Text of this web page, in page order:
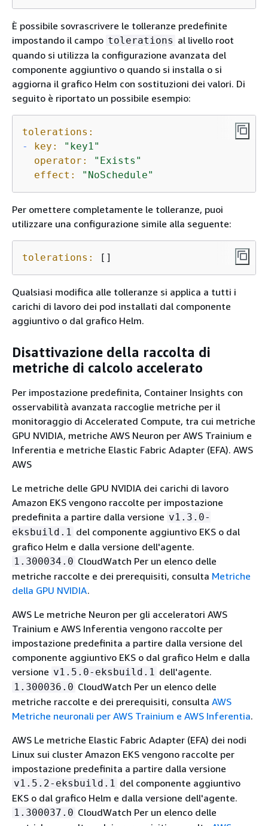
È possibile sovrascrivere le tolleranze predefinite
impostando il campo tolerations al livello root
quando si utilizza la configurazione avanzata del
componente aggiuntivo o quando si installa o si
aggiorna il grafico Helm con sostituzioni dei valori. Di
seguito è riportato un possibile esempio:
tolerations:
-
key:
"key1"
operator:
"Exists"
effect:
"NoSchedule"
Per omettere completamente le tolleranze, puoi
utilizzare una configurazione simile alla seguente:
tolerations: []
Qualsiasi modifica alle tolleranze si applica a tutti i
carichi di lavoro dei pod installati dal componente
aggiuntivo o dal grafico Helm.
Disattivazione della raccolta di
metriche di calcolo accelerato
Per impostazione predefinita, Container Insights con
osservabilità avanzata raccoglie metriche per il
monitoraggio di Accelerated Compute, tra cui metriche
GPU NVIDIA, metriche AWS Neuron per AWS Trainium e
Inferentia e metriche Elastic Fabric Adapter (EFA). AWS
AWS
Le metriche delle GPU NVIDIA dei carichi di lavoro
Amazon EKS vengono raccolte per impostazione
predefinita a partire dalla versione v1.3.0-
eksbuild.1 del componente aggiuntivo EKS o dal
grafico Helm e dalla versione dell'agente.
1.300034.0 CloudWatch Per un elenco delle
metriche raccolte e dei prerequisiti, consulta Metriche
della GPU NVIDIA.
AWS Le metriche Neuron per gli acceleratori AWS
Trainium e AWS Inferentia vengono raccolte per
impostazione predefinita a partire dalla versione del
componente aggiuntivo EKS o dal grafico Helm e dalla
versione v1.5.0-eksbuild.1 dell'agente.
1.300036.0 CloudWatch Per un elenco delle
metriche raccolte e dei prerequisiti, consulta AWS
Metriche neuronali per AWS Trainium e AWS Inferentia.
AWS Le metriche Elastic Fabric Adapter (EFA) dei nodi
Linux sui cluster Amazon EKS vengono raccolte per
impostazione predefinita a partire dalla versione
v1.5.2-eksbuild.1 del componente aggiuntivo
EKS o dal grafico Helm e dalla versione dell'agente.
1.300037.0 CloudWatch Per un elenco delle